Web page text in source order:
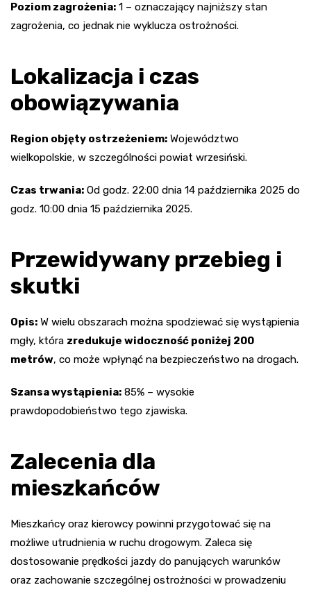
Poziom zagrożenia: 1 – oznaczający najniższy stan
zagrożenia, co jednak nie wyklucza ostrożności.
Lokalizacja i czas
obowiązywania
Region objęty ostrzeżeniem: Województwo
wielkopolskie, w szczególności powiat wrzesiński.
Czas trwania: Od godz. 22:00 dnia 14 października 2025 do
godz. 10:00 dnia 15 października 2025.
Przewidywany przebieg i
skutki
Opis: W wielu obszarach można spodziewać się wystąpienia
mgły, która zredukuje widoczność poniżej 200
metrów, co może wpłynąć na bezpieczeństwo na drogach.
Szansa wystąpienia: 85% – wysokie
prawdopodobieństwo tego zjawiska.
Zalecenia dla
mieszkańców
Mieszkańcy oraz kierowcy powinni przygotować się na
możliwe utrudnienia w ruchu drogowym. Zaleca się
dostosowanie prędkości jazdy do panujących warunków
oraz zachowanie szczególnej ostrożności w prowadzeniu